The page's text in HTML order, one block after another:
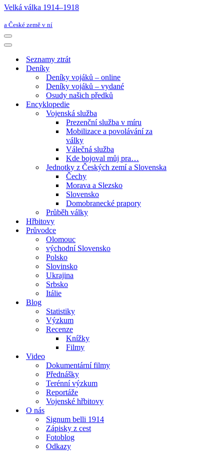
Velká válka 1914–⁠⁠⁠⁠⁠⁠1918
a České země v ní
Navigační
menu
Navigační
Seznamy ztrát
Deníky
Deníky vojáků – online
Deníky vojáků – vydané
Osudy našich předků
Encyklopedie
Vojenská služba
Prezenční služba v míru
Mobilizace a povolávání za
války
Válečná služba
Kde bojoval můj pra…
Jednotky z Českých zemí a Slovenska
Čechy
Morava a Slezsko
Slovensko
Domobranecké prapory
Průběh války
Hřbitovy
Průvodce
Olomouc
východní Slovensko
Polsko
Slovinsko
Ukrajina
Srbsko
Itálie
Blog
Statistiky
Výzkum
Recenze
Knížky
Filmy
Video
Dokumentární filmy
Přednášky
Terénní výzkum
Reportáže
Vojenské hřbitovy
O nás
Signum belli 1914
Zápisky z cest
Fotoblog
Odkazy